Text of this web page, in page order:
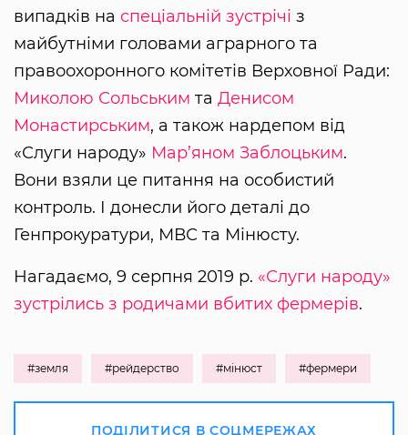
випадків на спеціальній зустрічі з
майбутніми головами аграрного та
правоохоронного комітетів Верховної Ради:
Миколою Сольським та Денисом
Монастирським, а також нардепом від
«Слуги народу» Мар’яном Заблоцьким.
Вони взяли це питання на особистий
контроль. І донесли його деталі до
Генпрокуратури, МВС та Мінюсту.
Нагадаємо, 9 серпня 2019 р. «Слуги народу»
зустрілись з родичами вбитих фермерів.
#земля #рейдерство #мінюст #фермери
ПОДІЛИТИСЯ В СОЦМЕРЕЖАХ